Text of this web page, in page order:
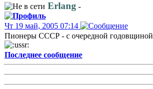
Erlang -
Чт 19 май, 2005 07:14
Пионеры СССР - с очередной годовщиной
Последнее сообщение